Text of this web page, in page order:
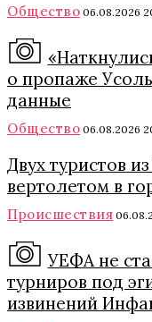
Общество 06.08.2026
о пропаже
данные
Общество 06.08.2026
Двух туристов
вертолетом в
Происшествия
УЕФА не
турниров под
извинений